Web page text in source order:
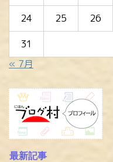
24
25 26
31
« 7月
最新記事